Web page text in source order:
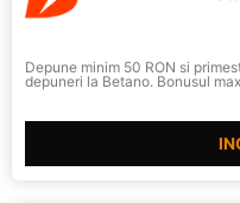
Depune minim 50 RON si
depuneri la Betano. Bonusul